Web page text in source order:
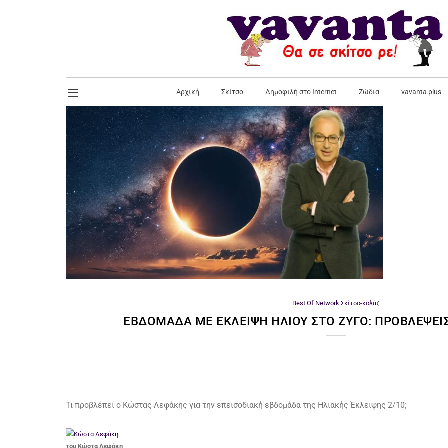
Αρχική Σκίτσο Δημοφιλή στο Internet Ζώδια vavanta plus
Best Of Network Σκίτσο-κολάζ
ΕΒΔΟΜΆΔΑ ΜΕ ΈΚΛΕΙΨΗ ΗΛΊΟΥ ΣΤΟ ΖΥΓΌ:
Τι προβλέπει ο Κώστας Λεφάκης για την επεισοδιακή εβδομάδα της Ηλιακής Έκλειψης 2/10;
του Κώστα Λεφάκη